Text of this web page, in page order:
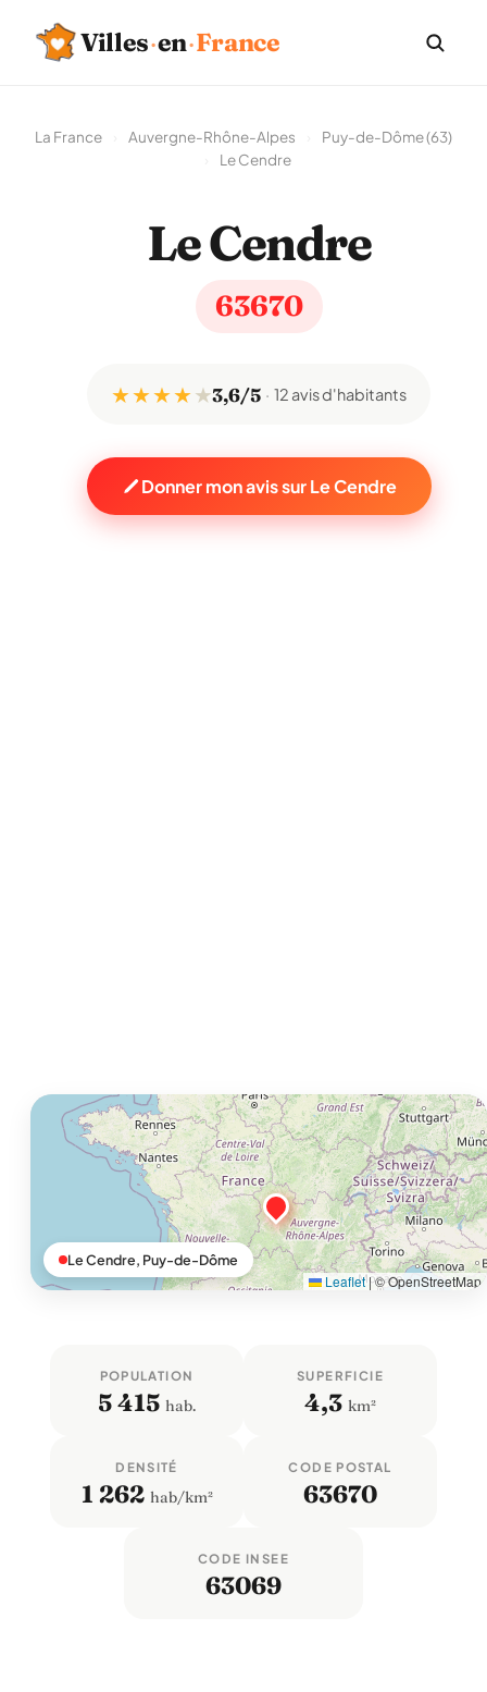
Villes·en·France
La France Auvergne-Rhône-Alpes
Puy-de-Dôme (63)
Le Cendre
Le Cendre
63670
★ ★ ★ ★★3,6/5 12 avis d'habitants
Donner mon avis sur Le Cendre
Leaflet |© OpenStreetMap
Le Cendre, Puy-de-Dôme
POPULATION
5 415 hab.
SUPERFICIE
4,3 km²
DENSITÉ
1 262 hab/km²
CODE POSTAL
63670
CODE INSEE
63069